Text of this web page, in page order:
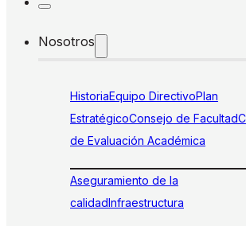
Nosotros
HistoriaEquipo DirectivoPlan
EstratégicoConsejo de Facultad
de Evaluación Académica
Aseguramiento de la
calidadInfraestructura